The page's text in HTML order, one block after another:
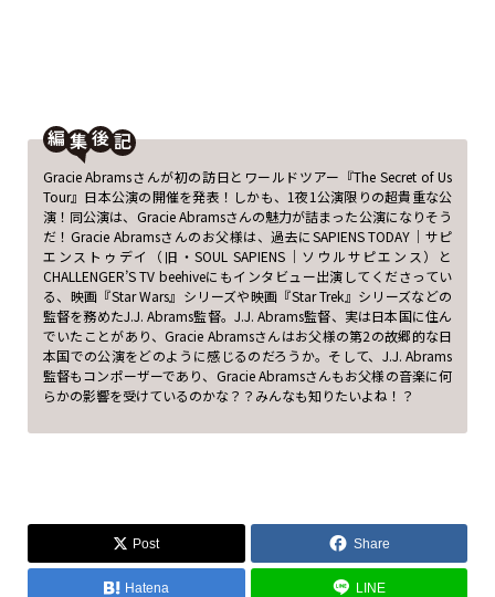
編
後
Gracie Abramsさんが初の訪日とワールドツアー『The Secret of Us
Tour』日本公演の開催を発表！しかも、1夜1公演限りの超貴重な公
演！同公演は、Gracie Abramsさんの魅力が詰まった公演になりそう
だ！Gracie Abramsさんのお父様は、過去にSAPIENS TODAY｜サピ
エンストゥデイ（旧・SOUL SAPIENS｜ソウルサピエンス）と
CHALLENGER’S TV beehiveにもインタビュー出演してくださってい
る、映画『Star Wars』シリーズや映画『Star Trek』シリーズなどの
監督を務めたJ.J. Abrams監督。J.J. Abrams監督、実は日本国に住ん
でいたことがあり、Gracie Abramsさんはお父様の第2の故郷的な日
本国での公演をどのように感じるのだろうか。そして、J.J. Abrams
監督もコンポーザーであり、Gracie Abramsさんもお父様の音楽に何
らかの影響を受けているのかな？？みんなも知りたいよね！？
Post Share
Hatena LINE